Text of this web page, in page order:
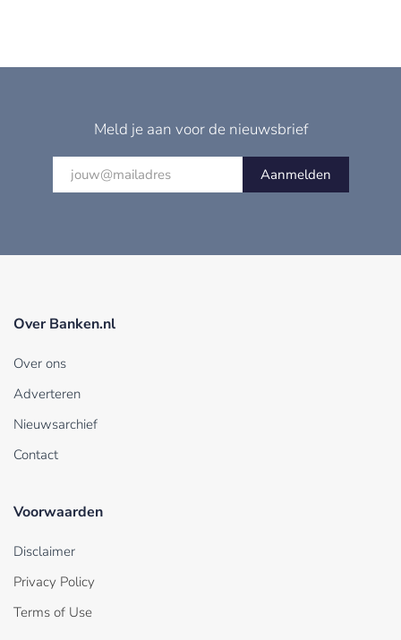
Meld je aan voor de nieuwsbrief
Aanmelden
Over Banken.nl
Over ons
Adverteren
Nieuwsarchief
Contact
Voorwaarden
Disclaimer
Privacy Policy
Terms of Use